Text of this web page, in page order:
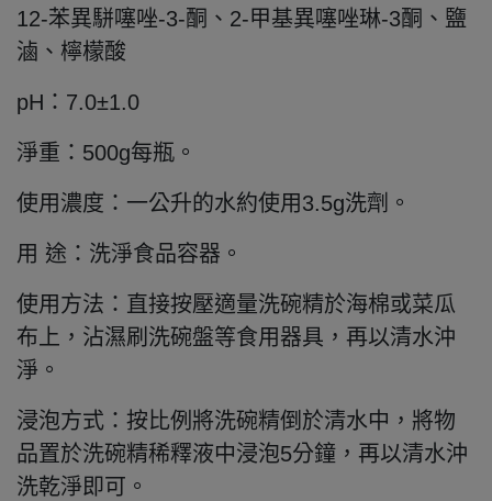
12-苯異駢噻唑-3-酮、2-甲基異噻唑琳-3酮、鹽
滷、檸檬酸
pH：7.0±1.0
淨重：500g每瓶。
使用濃度：一公升的水約使用3.5g洗劑。
用 途：洗淨食品容器。
使用方法：直接按壓適量洗碗精於海棉或菜瓜
布上，沾濕刷洗碗盤等食用器具，再以清水沖
淨。
浸泡方式：按比例將洗碗精倒於清水中，將物
品置於洗碗精稀釋液中浸泡5分鐘，再以清水沖
洗乾淨即可。